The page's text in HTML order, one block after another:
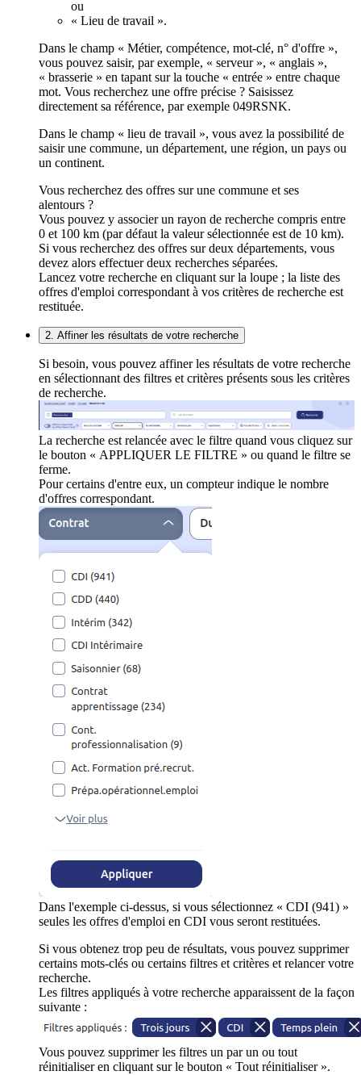
ou
« Lieu de travail ».
Dans le champ « Métier, compétence, mot-clé, n° d'offre »,
vous pouvez saisir, par exemple, « serveur », « anglais »,
« brasserie » en tapant sur la touche « entrée » entre chaque
mot. Vous recherchez une offre précise ? Saisissez
directement sa référence, par exemple 049RSNK.
Dans le champ « lieu de travail », vous avez la possibilité de
saisir une commune, un département, une région, un pays ou
un continent.
Vous recherchez des offres sur une commune et ses
alentours ?
Vous pouvez y associer un rayon de recherche compris entre
0 et 100 km (par défaut la valeur sélectionnée est de 10 km).
Si vous recherchez des offres sur deux départements, vous
devez alors effectuer deux recherches séparées.
Lancez votre recherche en cliquant sur la loupe ; la liste des
offres d'emploi correspondant à vos critères de recherche est
restituée.
2. Affiner les résultats de votre recherche
Si besoin, vous pouvez affiner les résultats de votre recherche
en sélectionnant des filtres et critères présents sous les critères
de recherche.
La recherche est relancée avec le filtre quand vous cliquez sur
le bouton « APPLIQUER LE FILTRE » ou quand le filtre se
ferme.
Pour certains d'entre eux, un compteur indique le nombre
d'offres correspondant.
Dans l'exemple ci-dessus, si vous sélectionnez « CDI (941) »
seules les offres d'emploi en CDI vous seront restituées.
Si vous obtenez trop peu de résultats, vous pouvez supprimer
certains mots-clés ou certains filtres et critères et relancer votre
recherche.
Les filtres appliqués à votre recherche apparaissent de la façon
suivante :
Vous pouvez supprimer les filtres un par un ou tout
réinitialiser en cliquant sur le bouton « Tout réinitialiser ».